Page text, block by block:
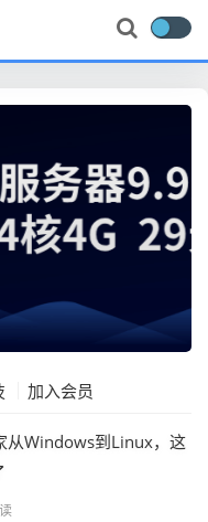
加入会员
从Windows到Linux，这